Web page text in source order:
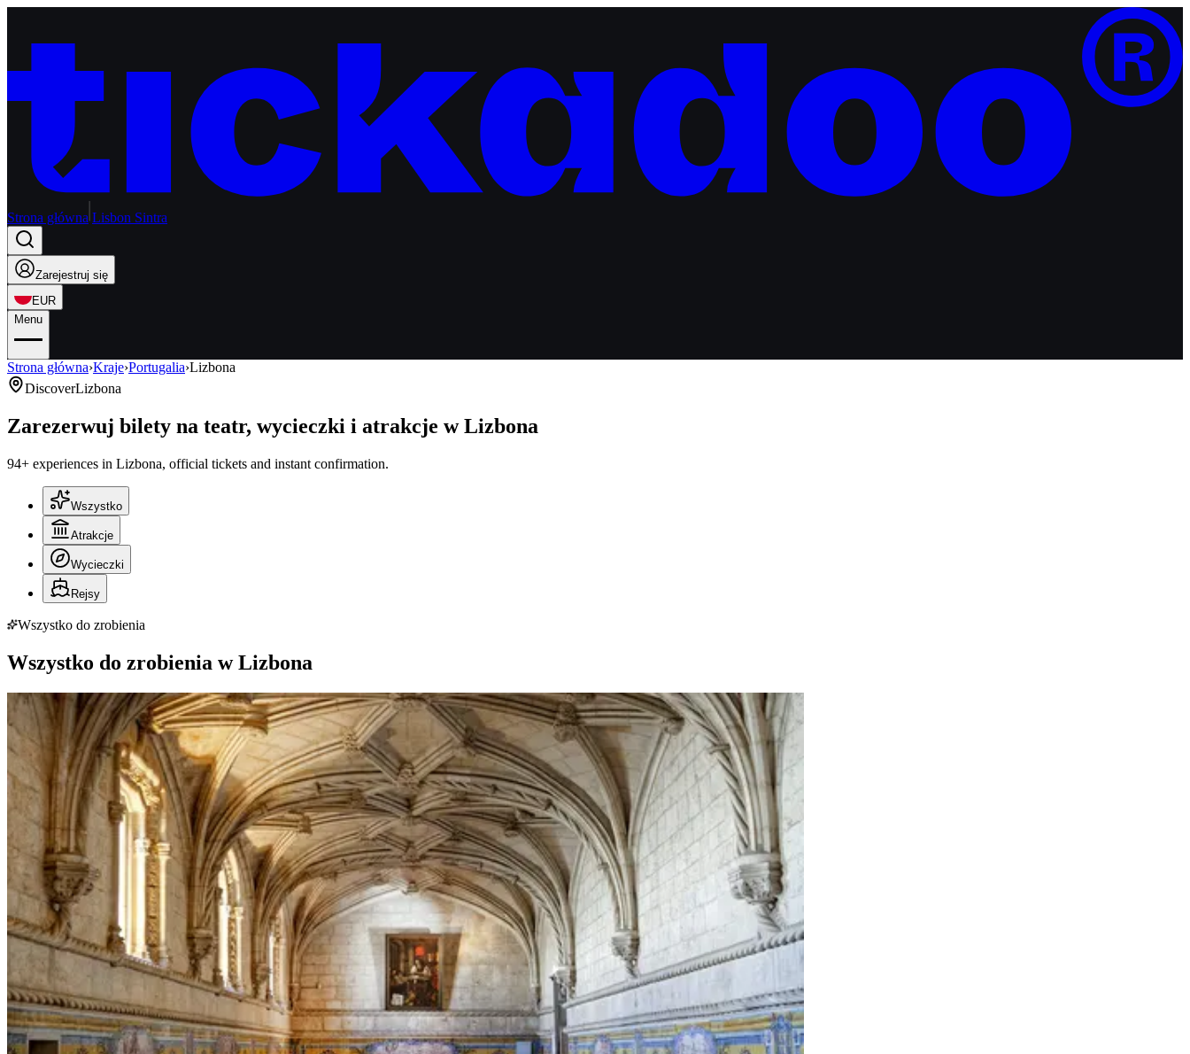
Strona główna Lisbon Sintra
Zarejestruj się
EUR
Menu
Strona główna›Kraje›Portugalia›Lizbona
DiscoverLizbona
Zarezerwuj bilety na teatr, wycieczki i atrakcje w Lizbona
94+ experiences in Lizbona, official tickets and instant confirmation.
Wszystko
Atrakcje
Wycieczki
Rejsy
Wszystko do zrobienia
Wszystko do zrobienia w Lizbona